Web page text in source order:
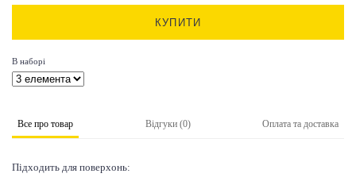
КУПИТИ
В наборі
Все про товар Відгуки (0) Оплата та доставка
Підходить для поверхонь: